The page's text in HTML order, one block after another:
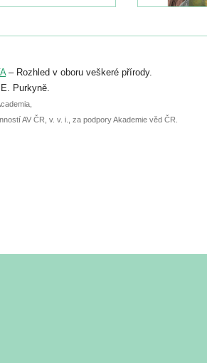
do 6. září.
přednášky nebo
– Rozhled v oboru veškeré přírody.
Purkyně.
AV ČR, v. v. i., za podpory Akademie věd ČR.